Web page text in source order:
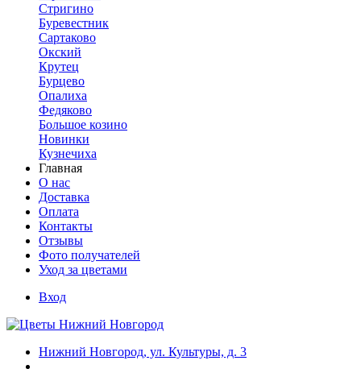
Стригино
Буревестник
Сартаково
Окский
Крутец
Бурцево
Опалиха
Федяково
Большое козино
Новинки
Кузнечиха
Главная
О нас
Доставка
Оплата
Контакты
Отзывы
Фото получателей
Уход за цветами
Вход
Нижний Новгород, ул. Культуры, д. 3